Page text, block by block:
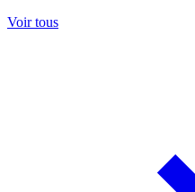
Voir tous